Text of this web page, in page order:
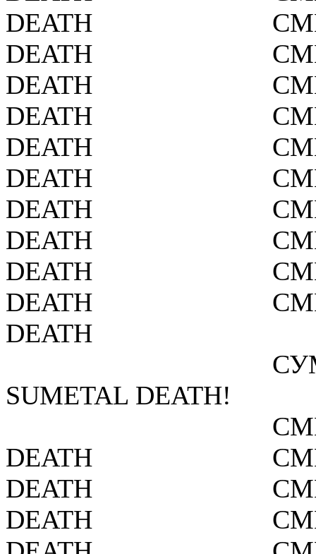
DEATH
DEATH
DEATH
DEATH
DEATH
DEATH
DEATH
DEATH
DEATH
DEATH
DEATH
SUMETAL DEATH!
DEATH
DEATH
DEATH